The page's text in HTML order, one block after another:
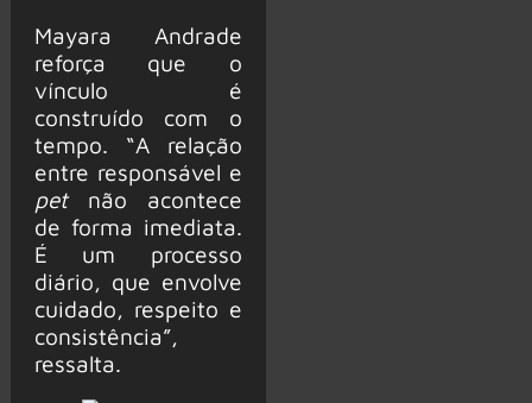
Mayara Andrade
reforça que o
vínculo é
construído com o
tempo. “A relação
entre responsável e
petnão acontece
de forma imediata.
É um processo
diário, que envolve
cuidado, respeito e
consistência”,
ressalta.